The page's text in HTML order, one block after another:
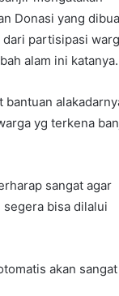
Donasi yang
partisipasi
alam ini katanya.
bantuan
yg terkena
sangat agar
segera bisa dilalui
akan sangat